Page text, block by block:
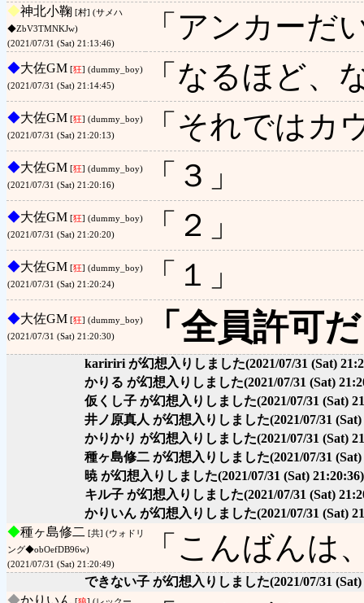
◆神北小鞠 [村] (サメハ
◆ZbV3TMNKJw)
(2021/07/31 (Sat) 21:13:46)
「アンカーだ
◆大佐GM [狂] (dummy_boy)
(2021/07/31 (Sat) 21:14:45)
「なるほど、
◆大佐GM [狂] (dummy_boy)
(2021/07/31 (Sat) 21:20:13)
「それではカ
◆大佐GM [狂] (dummy_boy)
(2021/07/31 (Sat) 21:20:16)
「３」
◆大佐GM [狂] (dummy_boy)
(2021/07/31 (Sat) 21:20:20)
「２」
◆大佐GM [狂] (dummy_boy)
(2021/07/31 (Sat) 21:20:24)
「１」
◆大佐GM [狂] (dummy_boy)
(2021/07/31 (Sat) 21:20:30)
「全員許可
kaririri が幻想入りしました(2021/07/31 (Sat)
かりる が幻想入りしました(2021/07/31 (Sat)
仮くし子 が幻想入りしました(2021/07/31 (Sat)
井ノ原真人 が幻想入りしました(2021/07/31
かりかり が幻想入りしました(2021/07/31 (Sat)
種ヶ島修二 が幻想入りしました(2021/07/31
暁 が幻想入りしました(2021/07/31 (Sat) 21:20:36)
キル子 が幻想入りしました(2021/07/31 (Sat)
かりいん が幻想入りしました(2021/07/31 (Sat)
◆種ヶ島修二 [共] (ウォドリ
ング◆obOefDB96w)
(2021/07/31 (Sat) 21:20:49)
「こんばんは
できない子 が幻想入りしました(2021/07/31
◆かりいん